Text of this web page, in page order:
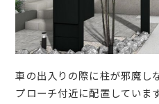
車の出入りの際に柱が邪魔し
プローチ付近に配置していま